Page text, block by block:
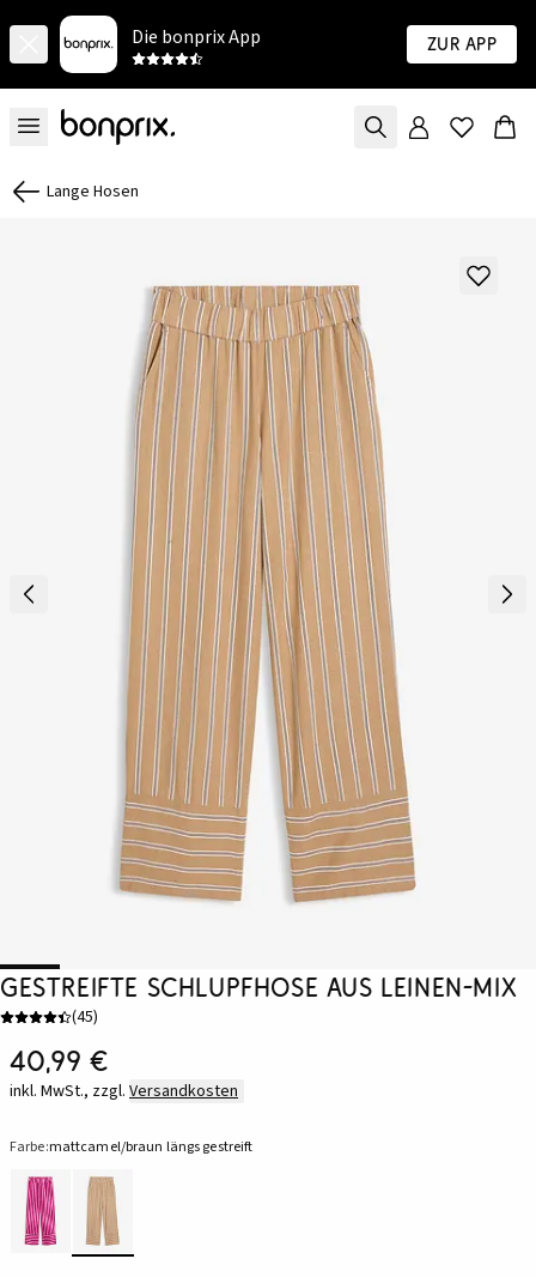
Die bonprix App Zur App
Lange Hosen
Gestreifte Schlupfhose aus Leinen-Mix
(45)
40,99 €
inkl. MwSt., zzgl. Versandkosten
Farbe:mattcamel/braun längs gestreift